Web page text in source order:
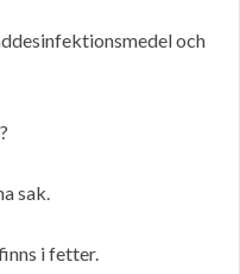
och
sak.
i fetter.